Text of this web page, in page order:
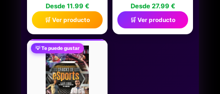
CARTAS CON BARAJA
DISEÑADA
ESPECIALMENTE PARA
PERSONAS CIEGAS Y
CON BAJA VISIÓN, APTO
PARA NIÑOS Y NIÑAS, Y
PARA NOCHES DE
JUEGOS EN FAMILIA Y
FIESTAS, JMK87
Desde 11.99 €
🛒 Ver producto
CIUDAD | JUEGOS DE
MESA NIÑOS 6 AÑOS
FAMILIARES | JUEGOS
EDUCATIVOS 6 AÑOS +2
JUGADORES | JUEGO
Desde 27.99 €
🛒 Ver producto
💡 Te puede gustar